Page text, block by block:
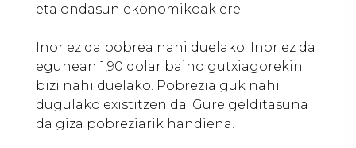
eta ondasun ekonomikoak ere.
Inor ez da pobrea nahi duelako. Inor ez da
egunean 1,90 dolar baino gutxiagorekin
bizi nahi duelako. Pobrezia guk nahi
dugulako existitzen da. Gure gelditasuna
da giza pobreziarik handiena.